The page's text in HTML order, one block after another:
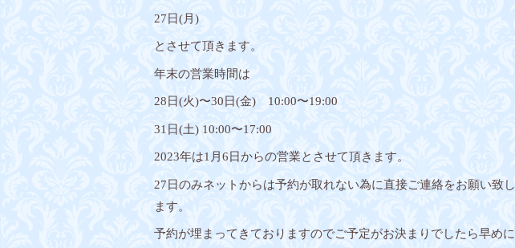
27日(月)
とさせて頂きます。
年末の営業時間は
28日(火)〜30日(金) 10:00〜19:00
31日(土) 10:00〜17:00
2023年は1月6日からの営業とさせて頂きます。
27日のみネットからは予約が取れない為に直接ご連絡をお願い致し
ます。
予約が埋まってきておりますのでご予定がお決まりでしたら早めに